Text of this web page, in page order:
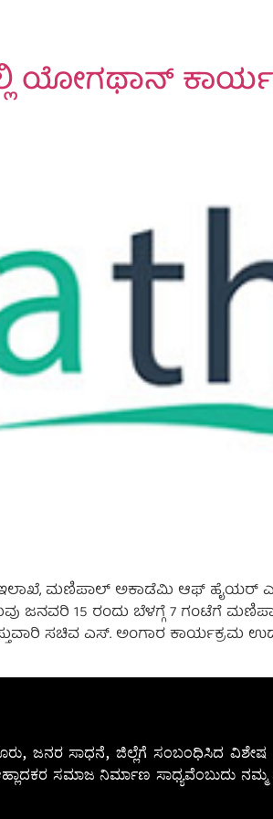
ಯೋಗಥಾನ್
ಮಣಿಪಾಲ್ ಅಕಾಡೆಮಿ ಆಫ್ ಹೈಯರ್
ಜನವರಿ 15 ರಂದು ಬೆಳಗ್ಗೆ 7 ಗಂಟೆಗೆ
ಸಚಿವ ಎಸ್. ಅಂಗಾರ ಕಾರ್ಯಕ್ರಮ
ಜನರ ಸಾಧನೆ, ಜಿಲ್ಲೆಗೆ ಸಂಬಂಧಿಸಿದ
ಸಮಾಜ ನಿರ್ಮಾಣ ಸಾಧ್ಯವೆಂಬುದು